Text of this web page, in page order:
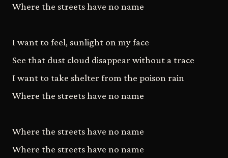
Where the streets have no name
I want to feel, sunlight on my face
See that dust cloud disappear without a trace
I want to take shelter from the poison rain
Where the streets have no name
Where the streets have no name
Where the streets have no name